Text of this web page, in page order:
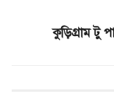
কুড়িগ্রাম টু